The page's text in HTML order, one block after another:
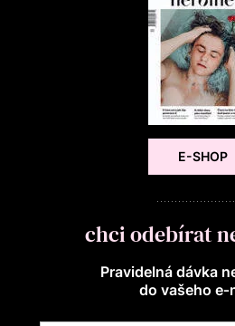
E-SHOP
chci odebírat
Pravidelná dávka
do vašeho